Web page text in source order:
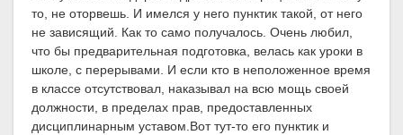
то, не оторвешь. И имелся у него пунктик такой, от него
не зависящий. Как то само получалось. Очень любил,
что бы предварительная подготовка, велась как уроки в
школе, с перерывами. И если кто в неположенное время
в классе отсутствовал, наказывал на всю мощь своей
должности, в пределах прав, предоставленных
дисциплинарным уставом.Вот тут-то его пунктик и